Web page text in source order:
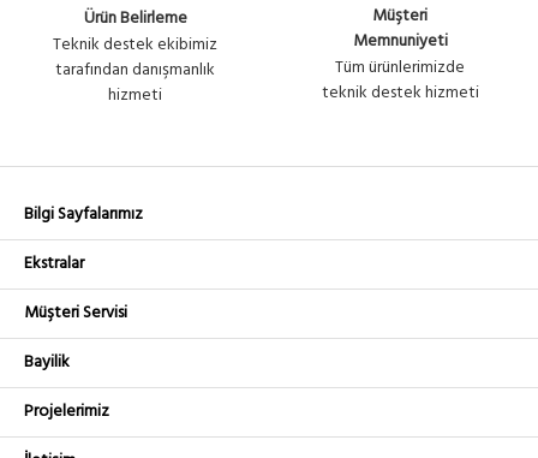
Ürün Belirleme
Teknik destek ekibimiz
tarafından danışmanlık
hizmeti
Müşteri
Memnuniyeti
Tüm ürünlerimizde
teknik destek hizmeti
Bilgi Sayfalarımız
Ekstralar
Müşteri Servisi
Bayilik
Projelerimiz